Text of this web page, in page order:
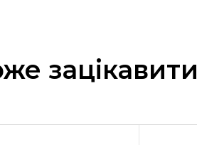
зацікавити